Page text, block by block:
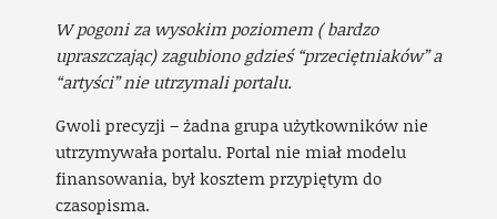
W pogoni za wysokim poziomem ( bardzo
upraszczając) zagubiono gdzieś “przeciętniaków” a
“artyści” nie utrzymali portalu.
Gwoli precyzji – żadna grupa użytkowników nie
utrzymywała portalu. Portal nie miał modelu
finansowania, był kosztem przypiętym do
czasopisma.